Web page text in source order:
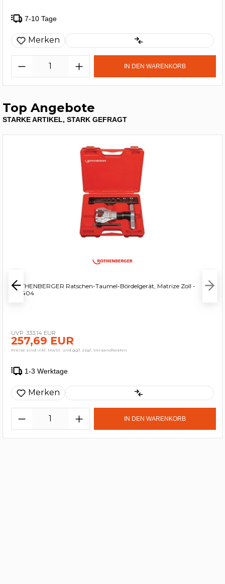
7-10 Tage
Merken
IN DEN WARENKORB
Top Angebote
STARKE ARTIKEL, STARK GEFRAGT
ROTHENBERGER Ratschen-Taumel-Bördelgerät, Matrize Zoll -
222404
333,14 EUR
257,69 EUR
Preise sind inkl. MwSt. und ggf. zzgl. Versandkosten
1-3 Werktage
Merken
IN DEN WARENKORB